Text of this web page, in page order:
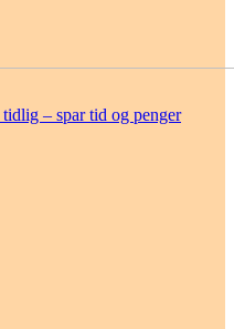
– spar tid og penger